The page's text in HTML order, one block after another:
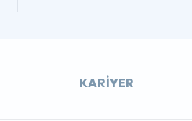
KARIYER